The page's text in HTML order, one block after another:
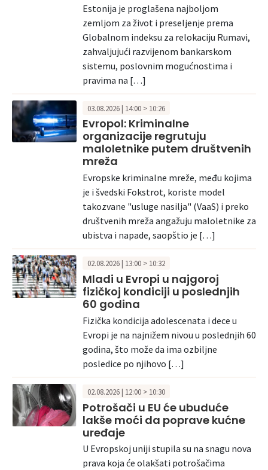
Estonija je proglašena najboljom
zemljom za život i preseljenje prema
Globalnom indeksu za relokaciju Rumavi,
zahvaljujući razvijenom bankarskom
sistemu, poslovnim mogućnostima i
pravima na […]
03.08.2026 | 14:00 > 10:26
Evropol: Kriminalne
organizacije regrutuju
maloletnike putem društvenih
mreža
Evropske kriminalne mreže, među kojima
je i švedski Fokstrot, koriste model
takozvane "usluge nasilja" (VaaS) i preko
društvenih mreža angažuju maloletnike za
ubistva i napade, saopštio je […]
02.08.2026 | 13:00 > 10:32
Mladi u Evropi u najgoroj
fizičkoj kondiciji u poslednjih
60 godina
Fizička kondicija adolescenata i dece u
Evropi je na najnižem nivou u poslednjih 60
godina, što može da ima ozbiljne
posledice po njihovo […]
02.08.2026 | 12:00 > 10:30
Potrošači u EU će ubuduće
lakše moći da poprave kućne
uređaje
U Evropskoj uniji stupila su na snagu nova
prava koja će olakšati potrošačima